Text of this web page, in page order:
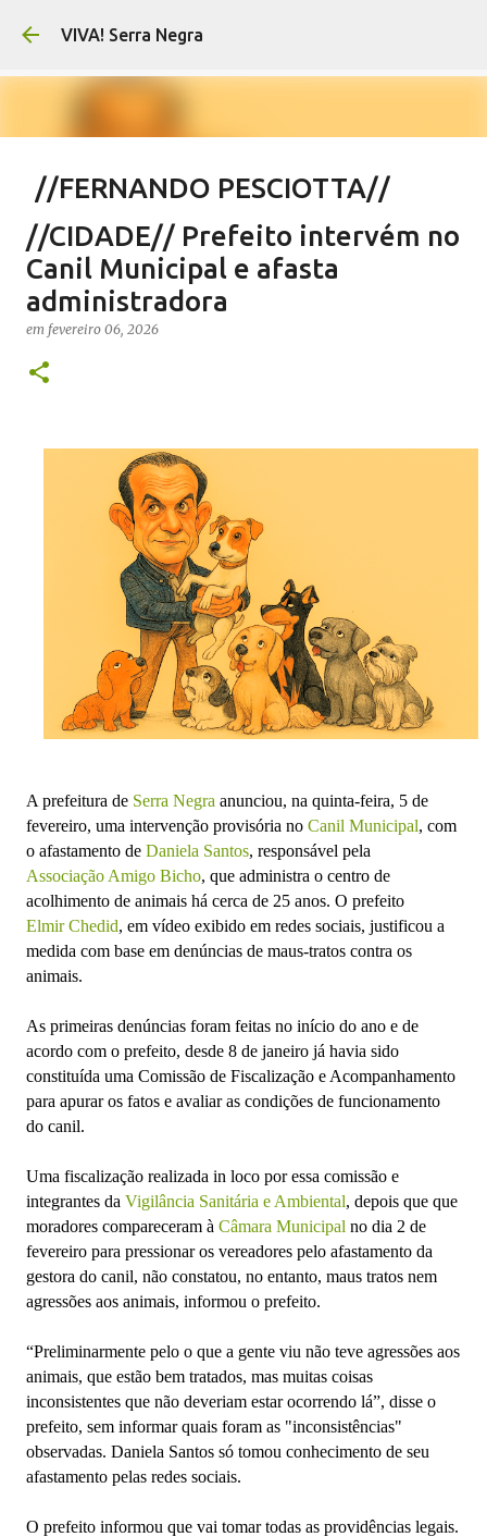
Pular para o conteúdo principal
VIVA! Serra Negra
//FERNANDO PESCIOTTA//
Encurtando caminho
em agosto 06, 2026 FERNANDO PESCIOTTA
NOTÍCIAS SERRA NEGRA
0
//CIDADE// Prefeito intervém no
Canil Municipal e afasta
administradora
em fevereiro 06, 2026
A prefeitura de Serra Negra anunciou, na quinta-feira, 5 de
fevereiro, uma intervenção provisória no Canil Municipal, com
o afastamento de Daniela Santos, responsável pela
Associação Amigo Bicho, que administra o centro de
acolhimento de animais há cerca de 25 anos. O prefeito
Elmir Chedid, em vídeo exibido em redes sociais, justificou a
medida com base em denúncias de maus-tratos contra os
animais.
As primeiras denúncias foram feitas no início do ano e de
acordo com o prefeito, desde 8 de janeiro já havia sido
constituída uma Comissão de Fiscalização e Acompanhamento
para apurar os fatos e avaliar as condições de funcionamento
do canil.
Uma fiscalização realizada in loco por essa comissão e
integrantes da Vigilância Sanitária e Ambiental, depois que que
moradores compareceram à Câmara Municipal no dia 2 de
fevereiro para pressionar os vereadores pelo afastamento da
gestora do canil, não constatou, no entanto, maus tratos nem
agressões aos animais, informou o prefeito.
“Preliminarmente pelo o que a gente viu não teve agressões aos
animais, que estão bem tratados, mas muitas coisas
inconsistentes que não deveriam estar ocorrendo lá”, disse o
prefeito, sem informar quais foram as "inconsistências"
observadas. Daniela Santos só tomou conhecimento de seu
afastamento pelas redes sociais.
O prefeito informou que vai tomar todas as providências legais.